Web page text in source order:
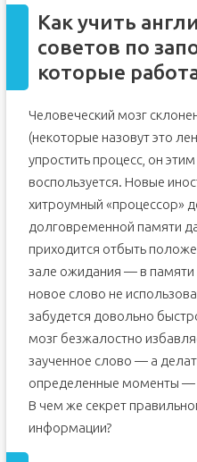
7 + 1 эффективный
слов
Совет 0: Соблюдайте
повторения
приемы
Сколько английских слов
Откуда брать новые
1. Любимые фильмы,
книги
2. Специальные
3. Списки или
Инструменты для
1. Карточки со
2. Блокнот-словарь
Как быстро выучить
по выбору лексики
Сколько слов нужно знать
Где и как искать слова и
Как быстро выучить
Как учить
советов по
которые
Человеческий мозг
(некоторые назовут это
упростить процесс, он
воспользуется. Новые
хитроумный «процессор»
долговременной памяти
приходится отбыть
зале ожидания — в памяти
новое слово не
забудется довольно
мозг безжалостно
заученное слово — а
определенные моменты —
В чем же секрет
информации?